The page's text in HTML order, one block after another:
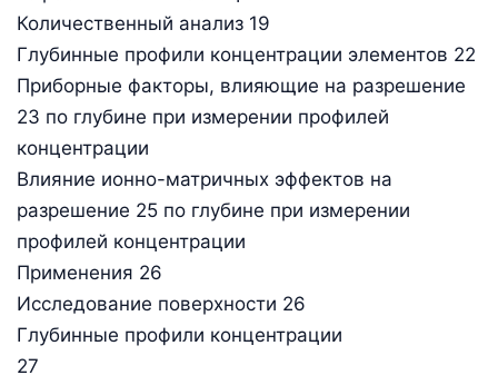
Количественный анализ 19
Глубинные профили концентрации элементов 22
Приборные факторы, влияющие на разрешение
23 по глубине при измерении профилей
концентрации
Влияние ионно-матричных эффектов на
разрешение 25 по глубине при измерении
профилей концентрации
Применения 26
Исследование поверхности 26
Глубинные профили концентрации
27